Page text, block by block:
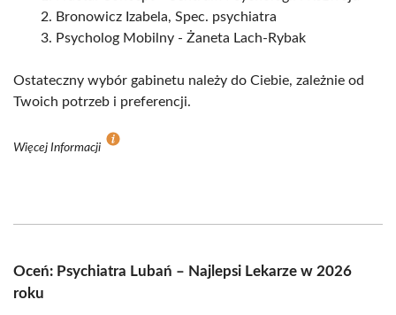
Bronowicz Izabela, Spec. psychiatra
Psycholog Mobilny - Żaneta Lach-Rybak
Ostateczny wybór gabinetu należy do Ciebie, zależnie od
Twoich potrzeb i preferencji.
Więcej Informacji
Oceń: Psychiatra Lubań – Najlepsi Lekarze w 2026
roku